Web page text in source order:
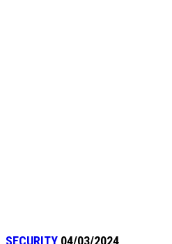
SECURITY 04/03/2024